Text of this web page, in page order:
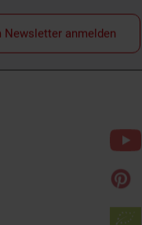
Newsletter anmelden
uns
auf
Unsere